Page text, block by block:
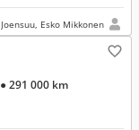
Joensuu, Esko Mikkonen
● 291 000 km